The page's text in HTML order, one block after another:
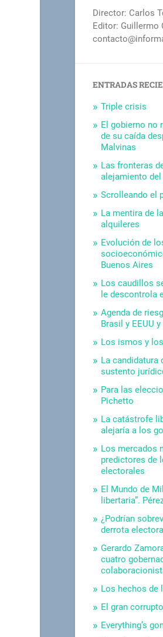
Director: Carlos
Editor: Guillermo
ENTRADAS
Triple crisis
El gobierno no
de su caída
Malvinas
Las fronteras
alejamiento
Scrolleando el
La mentira de
alquileres
Evolución de
Buenos Aires
Los caudillos
le descontrola
Agenda de
Brasil y EEUU
Los ismos y
La candidatura
sustento
Para las
Pichetto
La catástrofe
alejaría a los
Los mercados
predictores de
electorales
El Mundo de
libertaria”.
¿Podrían
derrota
Gerardo
cuatro
Los hechos de
El gran
Everything’s